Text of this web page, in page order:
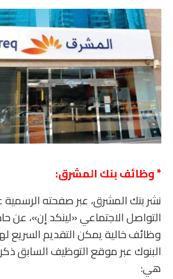
* وظائف بنك المشرق:
نشر بنك المشرق، عبر صفحته
وظائف خالية يمكن التقديم السريع
البنوك عبر موقع التوظيف السابق
هي: